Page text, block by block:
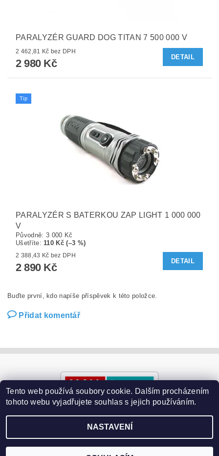
PARALYZÉR GUARD DOG TITAN 7 500 000 V
2 462,81 Kč bez DPH
2 980 Kč
DETAIL
Tip
PARALYZÉR S BATERKOU ZAP LIGHT 1 000 000
V
Původně: 3 000 Kč
Ušetříte:110 Kč (–3 %)
2 388,43 Kč bez DPH
2 890 Kč
DETAIL
Buďte první, kdo napíše příspěvek k této položce.
Přidat komentář
2026 ©Paralyzery-vychytavky.cz, všechna práva vyhrazena
Tento web používá soubory cookie. Dalším procházením
tohoto webu vyjadřujete souhlas s jejich používáním.
NASTAVENÍ